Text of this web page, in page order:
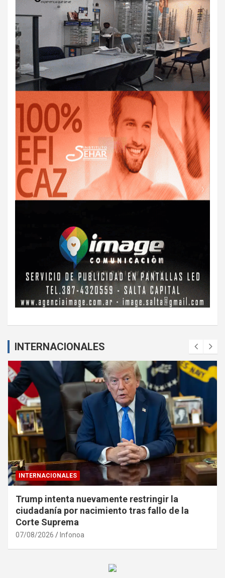
INTERNACIONALES
INTERNACIONALES
Trump intenta nuevamente restringir la
ciudadanía por nacimiento tras fallo de la
Corte Suprema
07/08/2026 Infonoa